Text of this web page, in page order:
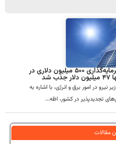
معاون وزیر نیرو: هدف‌گذاری برای سرمایه‌گذاری ۵۰۰ میلیون دلاری در
در امور برق و انرژی، با اشاره به
تجدیدپذیر در کشور، اظه...
مقالات